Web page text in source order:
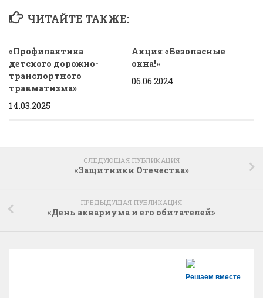
ЧИТАЙТЕ ТАКЖЕ:
«Профилактика
детского дорожно-
транспортного
травматизма»
14.03.2025
Акция «Безопасные
окна!»
06.06.2024
СЛЕДУЮЩАЯ ПУБЛИКАЦИЯ
«Защитники Отечества»
ПРЕДЫДУЩАЯ ПУБЛИКАЦИЯ
«День аквариума и его обитателей»
Решаем вместе